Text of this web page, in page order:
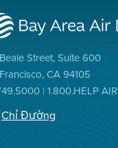
Street, Suite 600
CA 94105
| 1.800.HELP AIR
Chỉ Đường